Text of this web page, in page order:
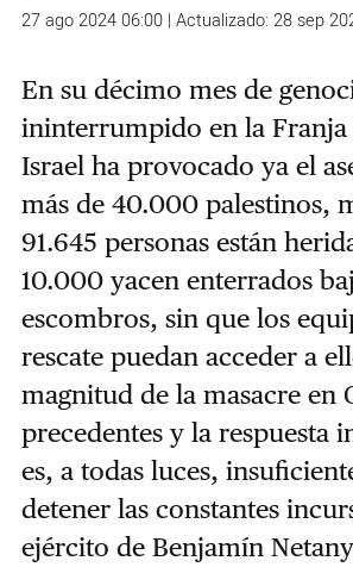
27 ago 2024 06:00 | Actualizado: 28 sep
En su décimo mes de
ininterrumpido en la Franja
Israel ha provocado ya el
más de 40.000 palestinos,
91.645 personas están
10.000 yacen enterrados
escombros, sin que los
rescate puedan acceder a
magnitud de la masacre en
precedentes y la respuesta
es, a todas luces,
detener las constantes
ejército de Benjamín